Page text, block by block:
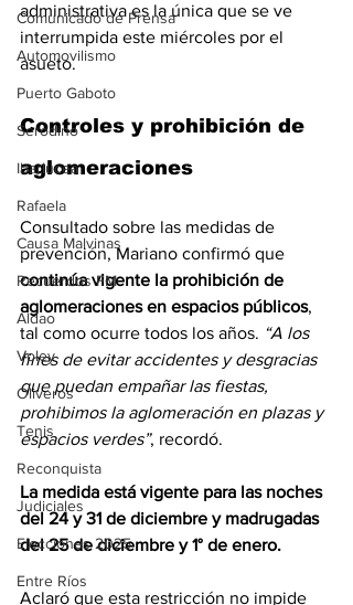
Comunicado de Prensa
Automovilismo
Puerto Gaboto
Serodino
Ibarlucea
Rafaela
Causa Malvinas
Recuerdos FM
Aldao
Voley
Oliveros
Tenis
Reconquista
Judiciales
Elecciones 2025
Entre Ríos
administrativa es la única que se ve
interrumpida este miércoles por el
asueto.
Controles y prohibición de
aglomeraciones
Consultado sobre las medidas de
prevención, Mariano confirmó que
continúa vigente la prohibición de
aglomeraciones en espacios públicos,
tal como ocurre todos los años. “A los
fines de evitar accidentes y desgracias
que puedan empañar las fiestas,
prohibimos la aglomeración en plazas y
espacios verdes”, recordó.
La medida está vigente para las noches
del 24 y 31 de diciembre y madrugadas
del 25 de diciembre y 1° de enero.
Aclaró que esta restricción no impide